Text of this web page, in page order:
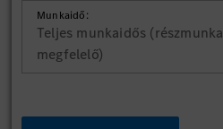
Munkaidő:
Teljes munkaidős
megfelelő)